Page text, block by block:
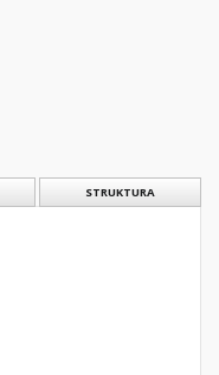
STRUKTURA